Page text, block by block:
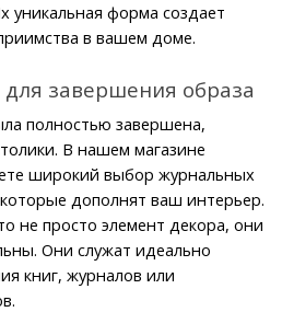
уникальная форма создает
в вашем доме.
завершения образа
полностью завершена,
В нашем магазине
широкий выбор журнальных
дополнят ваш интерьер.
не просто элемент декора, они
Они служат идеально
книг, журналов или